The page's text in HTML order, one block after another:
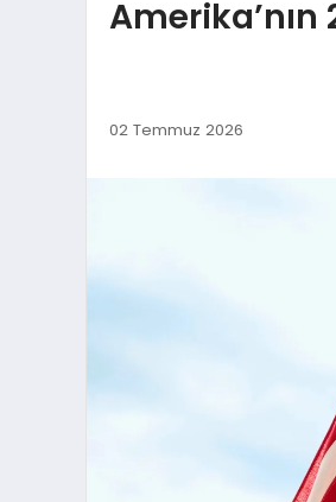
Amerika’nın
02 Temmuz 2026